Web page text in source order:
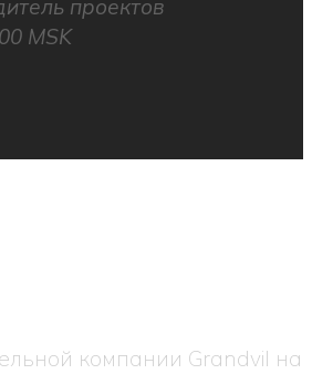
проектов
MSK
компании Grandvil на